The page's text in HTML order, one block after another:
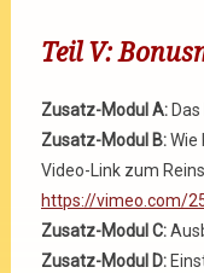
Teil V:
Zusatz-Modul A:
Zusatz-Modul B:Wie
Video-Link zum
https://vimeo.com/
Zusatz-Modul C:
Zusatz-Modul D: